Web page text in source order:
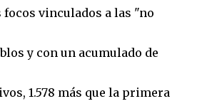
focos vinculados a las "no
y con un acumulado de
1.578 más que la primera